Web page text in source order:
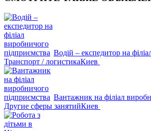
Водій – експедитор на
Транспорт / логистикаКиев
Вантажник на філіал
Другие сферы занятийКиев